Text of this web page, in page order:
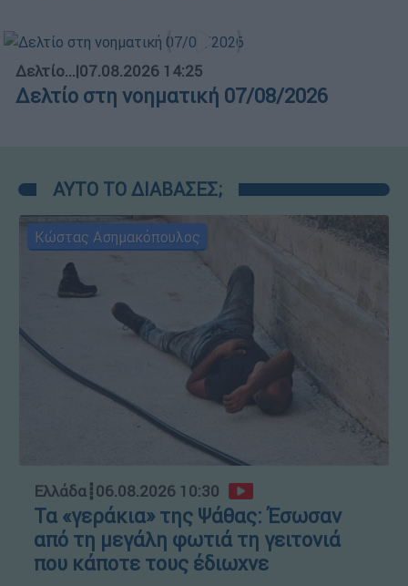
Δελτίο...|07.08.2026 14:25
Δελτίο στη νοηματική 07/08/2026
ΑΥΤΟ ΤΟ ΔΙΑΒΑΣΕΣ;
Κώστας Ασημακόπουλος
Ελλάδα┋06.08.2026 10:30
Τα «γεράκια» της Ψάθας: Έσωσαν
από τη μεγάλη φωτιά τη γειτονιά
που κάποτε τους έδιωχνε